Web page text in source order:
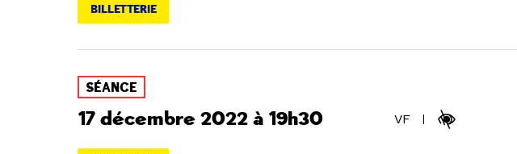
BILLETTERIE
SÉANCE
17 décembre 2022 à 19h30 VF